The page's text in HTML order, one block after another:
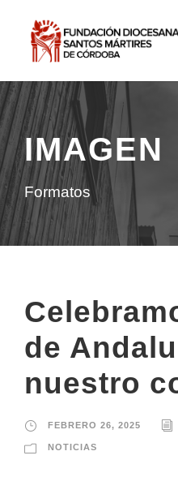
IMAGEN
Formatos
de
nuestro
FEBRERO 26, 2025
NOTICIAS